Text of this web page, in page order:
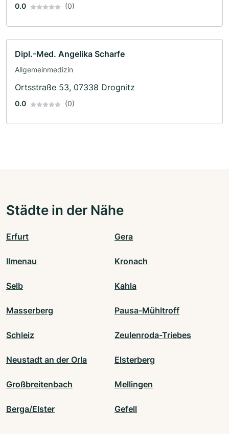
0.0 (0)
Dipl.-Med. Angelika Scharfe
Allgemeinmedizin
Ortsstraße 53, 07338 Drognitz
0.0 (0)
Städte in der Nähe
Erfurt Gera
Ilmenau Kronach
Selb Kahla
Masserberg Pausa-Mühltroff
Schleiz Zeulenroda-Triebes
Neustadt an der Orla Elsterberg
Großbreitenbach Mellingen
Berga/Elster Gefell